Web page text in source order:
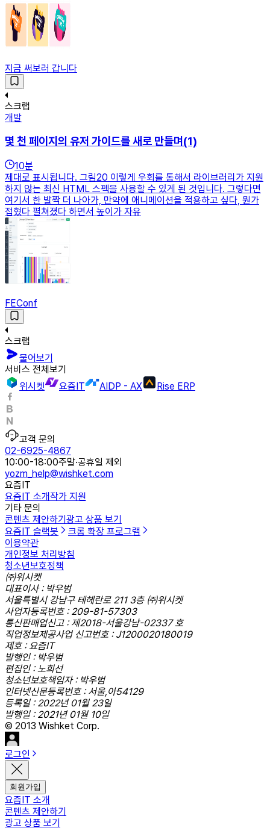
지금 써보러 갑니다
스크랩
개발
몇 천 페이지의 유저 가이드를 새로 만들며(1)
10분
제대로 표시됩니다. 그림20 이렇게 우회를 통해서 라이브러리가 지원
하지 않는 최신 HTML 스펙을 사용할 수 있게 된 것입니다. 그렇다면
여기서 한 발짝 더 나아가, 만약에 애니메이션을 적용하고 싶다, 뭔가
접혔다 펼쳐졌다 하면서 높이가 자유
FEConf
스크랩
물어보기
서비스 전체보기
위시켓
요즘IT AIDP - AX Rise ERP
고객 문의
02-6925-4867
10:00-18:00주말·공휴일 제외
yozm_help@wishket.com
요즘IT
요즘IT 소개작가 지원
기타 문의
콘텐츠 제안하기 광고 상품 보기
요즘IT 슬랙봇
크롬 확장 프로그램
이용약관
개인정보 처리방침
청소년보호정책
㈜위시켓
대표이사 : 박우범
서울특별시 강남구 테헤란로 211 3층 ㈜위시켓
사업자등록번호 : 209-81-57303
통신판매업신고 : 제2018-서울강남-02337 호
직업정보제공사업 신고번호 : J1200020180019
제호 : 요즘IT
발행인 : 박우범
편집인 : 노희선
청소년보호책임자 : 박우범
인터넷신문등록번호 : 서울,아54129
등록일 : 2022년 01월 23일
발행일 : 2021년 01월 10일
© 2013 Wishket Corp.
로그인
회원가입
요즘IT 소개
콘텐츠 제안하기
광고 상품 보기